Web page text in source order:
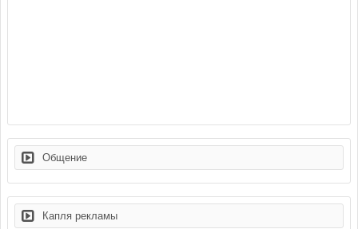
Общение
Капля рекламы